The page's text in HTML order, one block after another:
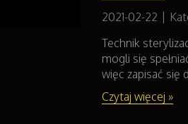
2021-02-22
Technik
mogli się
więc zapisać się
Czytaj więcej »